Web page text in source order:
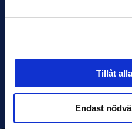
Tillåt
Endast